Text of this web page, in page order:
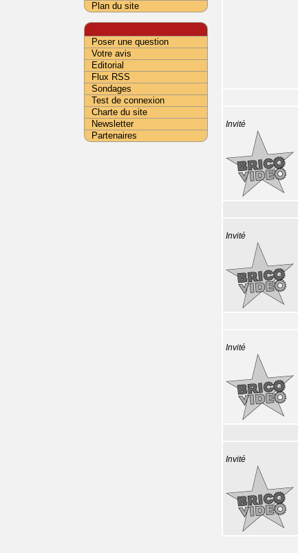
Invité
Invité
Invité
Invité
Plan du site
Poser une question
Votre avis
Editorial
Flux RSS
Sondages
Test de connexion
Charte du site
Newsletter
Partenaires